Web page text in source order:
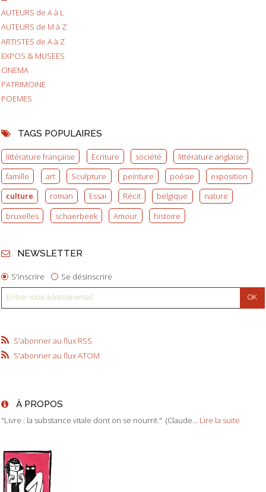
AUTEURS de A à L
AUTEURS de M à Z
ARTISTES de A à Z
EXPOS & MUSEES
CINEMA
PATRIMOINE
POEMES
TAGS POPULAIRES
littérature française Ecriture société
littérature anglaise
famille
art Sculpture peinture poésie
exposition
culture
roman Essai Récit belgique
nature
bruxelles
schaerbeek Amour histoire
NEWSLETTER
S'inscrire Se désinscrire
S'abonner au flux RSS
S'abonner au flux ATOM
À PROPOS
"Livre : la substance vitale dont on se nourrit." (Claude... Lire la suite